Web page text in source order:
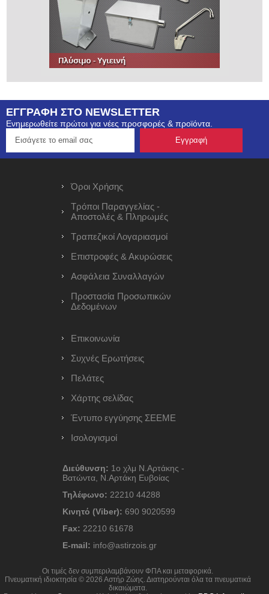
ΕΓΓΡΑΦΗ ΣΤΟ NEWSLETTER
Ενημερωθείτε πρώτοι για νέες προσφορές & προϊόντα.
Όροι Χρήσης
Τρόποι Παραγγελίας -
Αποστολές & Πληρωμές
Τραπεζικοί Λογαριασμοί
Επιστροφές & Ακυρώσεις
Ασφάλεια Συναλλαγών
Προστασία Προσωπικών
Δεδομένων
Επικοινωνία
Συχνές Ερωτήσεις
Πελάτες
Χάρτης σελίδας
Έντυπο εγγύησης ΣΕΕΜΕ
Ισολογισμοί
Διεύθυνση: 1ο χλμ Ν.Αρτάκης -
Βατώντα, Ν.Αρτάκη Ευβοίας
Τηλέφωνο: 22210 44288
Κινητό (Viber): 690 9020599
Fax: 22210 61678
E-mail: info@astirzois.gr
Οι τιμές δεν συμπεριλαμβάνουν ΦΠΑ και μεταφορικά.
Πνευματική ιδιοκτησία © 2026 Αστήρ Ζώης. Διατηρούνται όλα τα πνευματικά
δικαιώματα.